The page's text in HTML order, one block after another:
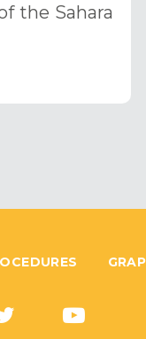
the Sahara